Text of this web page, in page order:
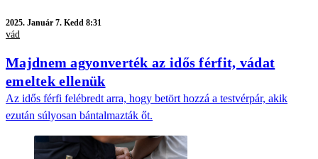
2025. Január 7. Kedd 8:31
vád
Majdnem agyonverték az idős férfit, vádat
emeltek ellenük
Az idős férfi felébredt arra, hogy betört hozzá a testvérpár, akik
ezután súlyosan bántalmazták őt.